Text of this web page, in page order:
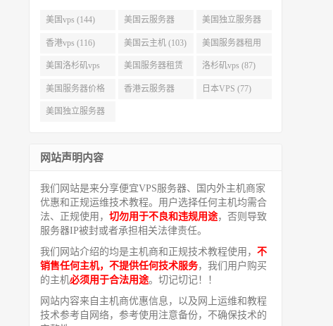
美国vps (144) 美国云服务器
(143)
美国独立服务器
(118)
香港vps (116) 美国云主机 (103) 美国服务器租用
(99)
美国洛杉矶vps
(94)
美国服务器租赁
(91)
洛杉矶vps (87)
美国服务器价格
(82)
香港云服务器 日本VPS (77)
美国独立服务器
网站声明内容
我们网站是来分享便宜VPS服务器、国内外主机商家
优惠和正规运维技术教程。用户选择任何主机均需合
法、正规使用， 切勿用于不良和违规用途，否则导致
服务器IP被封或者承担相关法律责任。
我们网站介绍的均是主机商和正规技术教程使用， 不
销售任何主机，不提供任何技术服务，我们用户购买
的主机必须用于合法用途。切记切记！！
网站内容来自主机商优惠信息，以及网上运维和教程
技术参考自网络，参考使用注意备份，不确保技术的